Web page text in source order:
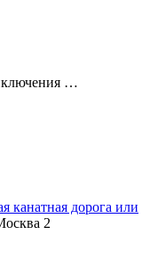
…
канатная дорога или
2